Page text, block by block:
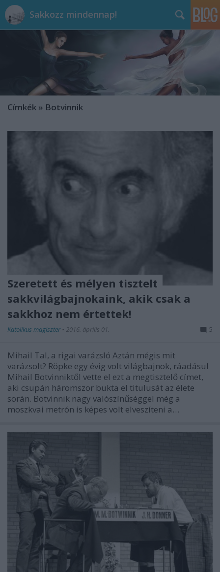
Sakkozz mindennap!
Címkék » Botvinnik
Szeretett és mélyen tisztelt
sakkvilágbajnokaink, akik csak a
sakkhoz nem értettek!
Katolikus magiszter • 2016. április 01. 5
Mihail Tal, a rigai varázsló Aztán mégis mit
varázsolt? Röpke egy évig volt világbajnok, ráadásul
Mihail Botvinniktől vette el ezt a megtisztelő címet,
aki csupán háromszor bukta el titulusát az élete
során. Botvinnik nagy valószínűséggel még a
moszkvai metrón is képes volt elveszíteni a…